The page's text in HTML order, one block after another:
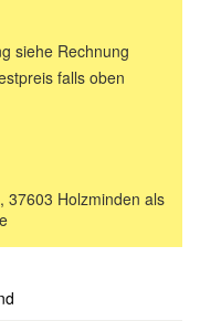
siehe Rechnung
falls oben
37603 Holzminden als